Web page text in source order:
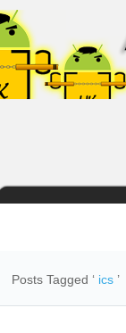
Posts Tagged ‘ ics ’